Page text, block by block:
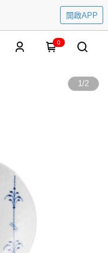
開啟APP
0
1/2